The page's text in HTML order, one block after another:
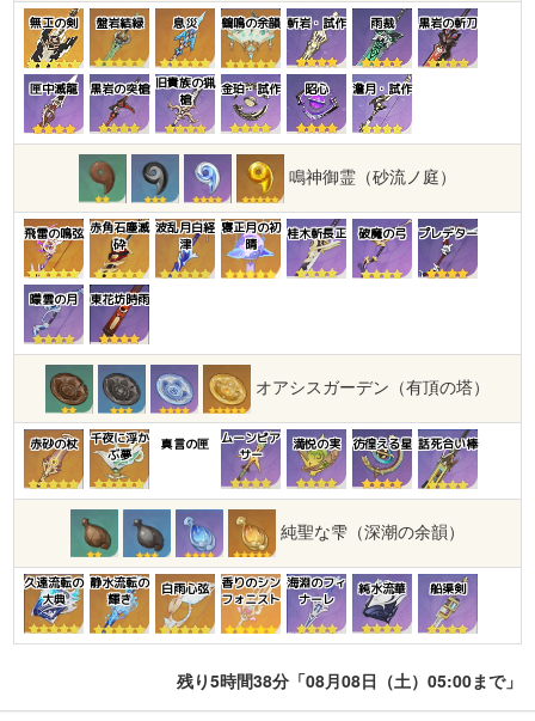
無工の剣 盤岩結緑 息災 鶴鳴の余韻 斬岩・試作 雨裁 黒岩の斬刀
匣中滅龍 黒岩の突槍 旧貴族の猟
槍
金珀・試作 昭心 澹月・試作
鳴神御霊（砂流ノ庭）
飛雷の鳴弦 赤角石塵滅
砕
波乱月白経
津
寝正月の初
晴
桂木斬長正 破魔の弓 プレデター
曚雲の月 東花坊時雨
オアシスガーデン（有頂の塔）
赤砂の杖
千夜に浮か
ぶ夢
真言の匣
ムーンピア
サー
満悦の実 彷徨える星 話死合い棒
純聖な雫（深潮の余韻）
久遠流転の
大典
静水流転の
輝き
白雨心弦
香りのシン
フォニスト
海淵のフィ
ナーレ
純水流華 船渠剣
残り5時間38分「08月08日（土）05:00まで」